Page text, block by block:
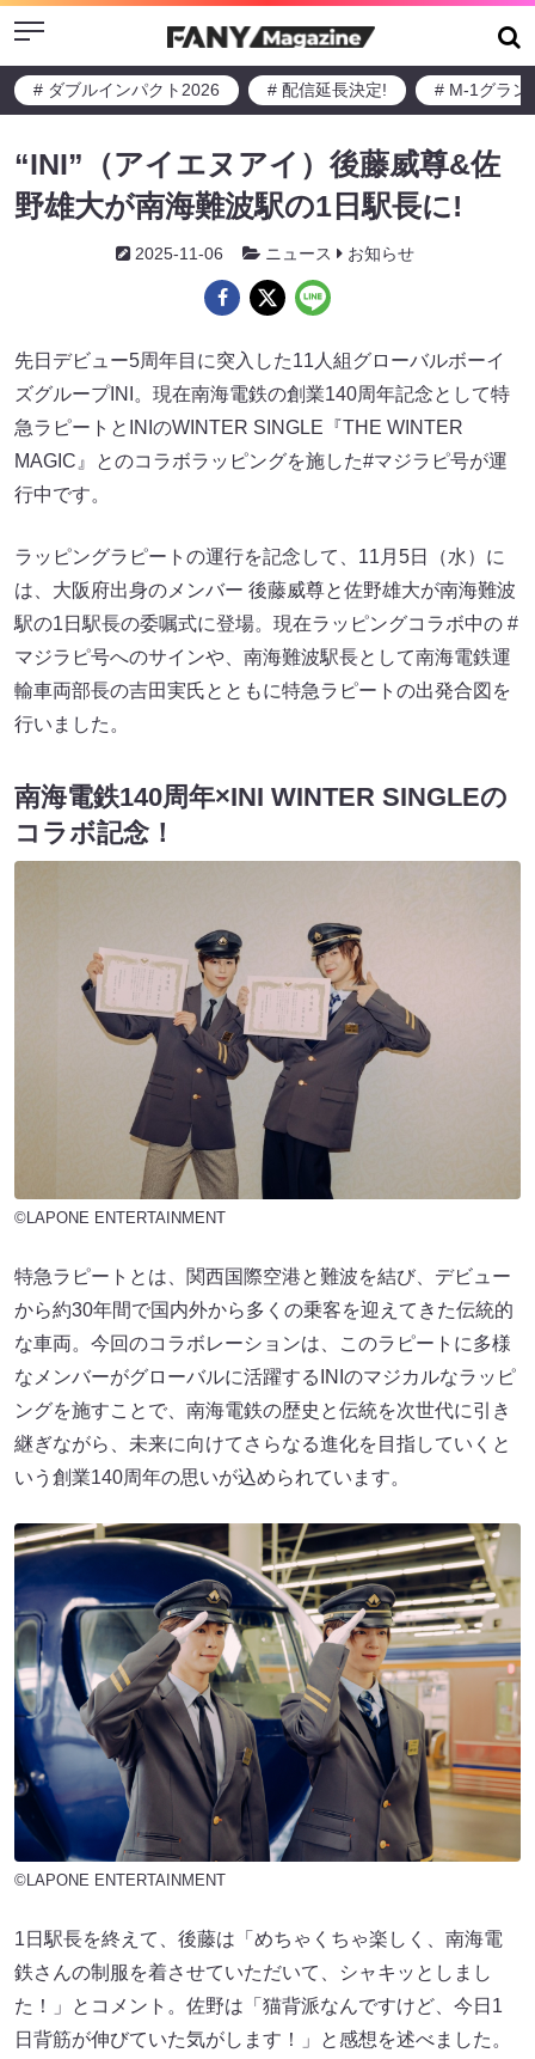
Menu
# ダブルインパクト2026 # 配信延長決定! # M-1グラン
“INI”（アイエヌアイ）後藤威尊&佐
野雄大が南海難波駅の1日駅長に!
2025-11-06 ニュース お知らせ
先日デビュー5周年目に突入した11人組グローバルボーイ
ズグループINI。現在南海電鉄の創業140周年記念として特
急ラピートとINIのWINTER SINGLE『THE WINTER
MAGIC』とのコラボラッピングを施した#マジラピ号が運
行中です。
ラッピングラピートの運行を記念して、11月5日（水）に
は、大阪府出身のメンバー 後藤威尊と佐野雄大が南海難波
駅の1日駅長の委嘱式に登場。現在ラッピングコラボ中の #
マジラピ号へのサインや、南海難波駅長として南海電鉄運
輸車両部長の吉田実氏とともに特急ラピートの出発合図を
行いました。
南海電鉄140周年×INI WINTER SINGLEの
コラボ記念！
©LAPONE ENTERTAINMENT
特急ラピートとは、関西国際空港と難波を結び、デビュー
から約30年間で国内外から多くの乗客を迎えてきた伝統的
な車両。今回のコラボレーションは、このラピートに多様
なメンバーがグローバルに活躍するINIのマジカルなラッピ
ングを施すことで、南海電鉄の歴史と伝統を次世代に引き
継ぎながら、未来に向けてさらなる進化を目指していくと
いう創業140周年の思いが込められています。
©LAPONE ENTERTAINMENT
1日駅長を終えて、後藤は「めちゃくちゃ楽しく、南海電
鉄さんの制服を着させていただいて、シャキッとしまし
た！」とコメント。佐野は「猫背派なんですけど、今日1
日背筋が伸びていた気がします！」と感想を述べました。